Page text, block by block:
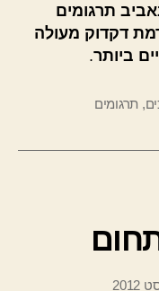
תרגומים
דקדוק מעולה
ביותר.
, תרגומים